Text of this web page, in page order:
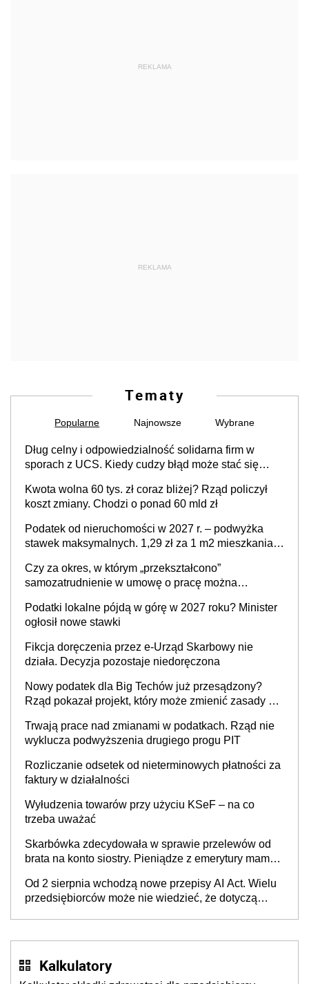
REKLAMA
REKLAMA
Tematy
Popularne Najnowsze Wybrane
Dług celny i odpowiedzialność solidarna firm w
sporach z UCS. Kiedy cudzy błąd może stać się
Kwota wolna 60 tys. zł coraz bliżej? Rząd policzył
koszt zmiany. Chodzi o ponad 60 mld zł
Podatek od nieruchomości w 2027 r. – podwyżka
stawek maksymalnych. 1,29 zł za 1 m2 mieszkania,
prowadzeniem działalności gospodarczej
Czy za okres, w którym „przekształcono”
samozatrudnienie w umowę o pracę można
cywilnoprawnej jedynym racjonalnym wyjściem
Podatki lokalne pójdą w górę w 2027 roku? Minister
ogłosił nowe stawki
Fikcja doręczenia przez e-Urząd Skarbowy nie
działa. Decyzja pozostaje niedoręczona
Nowy podatek dla Big Techów już przesądzony?
Rząd pokazał projekt, który może zmienić zasady gry
Trwają prace nad zmianami w podatkach. Rząd nie
wyklucza podwyższenia drugiego progu PIT
Rozliczanie odsetek od nieterminowych płatności za
faktury w działalności
Wyłudzenia towarów przy użyciu KSeF – na co
trzeba uważać
Skarbówka zdecydowała w sprawie przelewów od
brata na konto siostry. Pieniądze z emerytury mamy
będzie
Od 2 sierpnia wchodzą nowe przepisy AI Act. Wielu
przedsiębiorców może nie wiedzieć, że dotyczą
Kalkulatory